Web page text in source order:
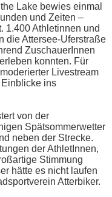
Lake bewies einmal
und Zeiten –
1.400 Athletinnen und
die Attersee-Uferstraße
ZuschauerInnen
konnten. Für
Livestream
ins
von der
Spätsommerwetter
neben der Strecke.
der AthletInnen,
Stimmung
hätte es nicht laufen
Atterbiker.